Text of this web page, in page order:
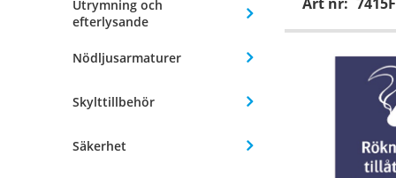
Utrymning och
efterlysande
Nödljusarmaturer
Skylttillbehör
Säkerhet